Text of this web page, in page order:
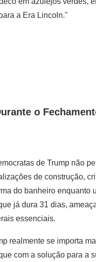
a Era Lincoln."
o
de Trump não
de construção,
do banheiro enquanto
já dura 31 dias,
essenciais.
realmente se importa
com a solução para a